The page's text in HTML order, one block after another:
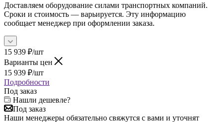
Доставляем оборудование силами транспортных компаний.
Сроки и стоимость — варьируется. Эту информацию
сообщает менеджер при оформлении заказа.
15 939 ₽/шт
Варианты цен
15 939 ₽/шт
Подробности
Под заказ
Нашли дешевле?
Под заказ
Наши менеджеры обязательно свяжутся с вами и уточнят